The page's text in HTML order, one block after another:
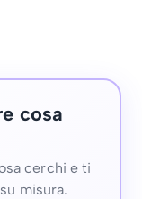
cosa
cerchi e ti
misura.